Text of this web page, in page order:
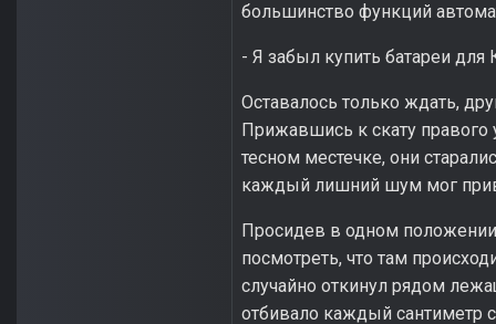
большинство функций
- Я забыл купить батареи
Оставалось только ждать,
Прижавшись к скату правого
тесном местечке, они
каждый лишний шум мог
Просидев в одном положении
посмотреть, что там
случайно откинул рядом
отбивало каждый сантиметр